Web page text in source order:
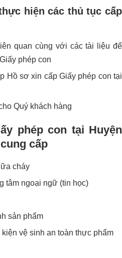
hiện các thủ tục cấp
quan cùng với các tài liệu để
phép con
Hồ sơ xin cấp Giấy phép con tại
Quý khách hàng
phép con tại Huyện
cấp
cháy
tâm ngoại ngữ (tin học)
sản phẩm
vệ sinh an toàn thực phẩm